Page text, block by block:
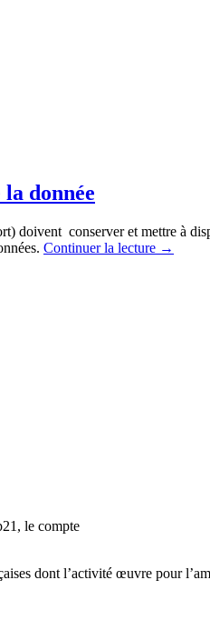
donnée
doivent conserver et mettre à
Continuer la lecture →
le compte
dont l’activité œuvre pour